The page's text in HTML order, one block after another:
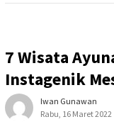
7 Wisata
Instagenik
Iwan Gunawan
Rabu, 16 Maret 2022